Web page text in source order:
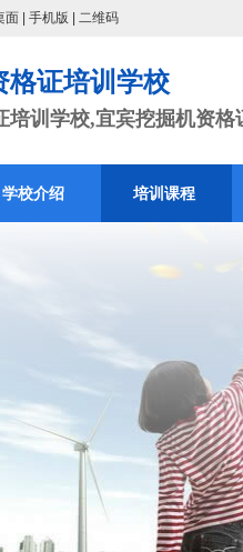
面 手机版 二维码
格证培训学校
培训学校,宜宾挖掘机资格
学校介绍 培训课程